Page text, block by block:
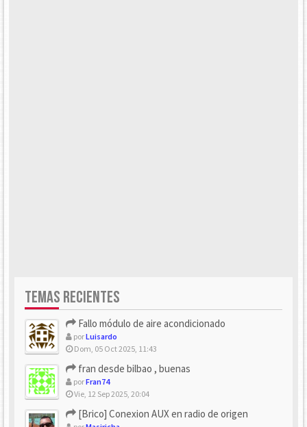
TEMAS RECIENTES
Fallo módulo de aire acondicionado
porLuisardo
Dom, 05 Oct 2025, 11:43
fran desde bilbao , buenas
porFran74
Vie, 12 Sep 2025, 20:04
[Brico] Conexion AUX en radio de origen